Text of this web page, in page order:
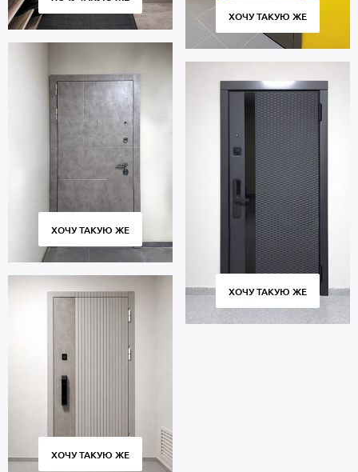
ХОЧУ ТАКУЮ ЖЕ
ХОЧУ ТАКУЮ ЖЕ
ХОЧУ ТАКУЮ ЖЕ
ХОЧУ ТАКУЮ ЖЕ